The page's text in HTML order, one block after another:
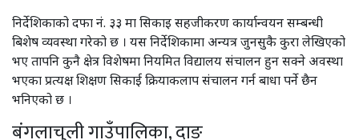
निर्देशिकाको दफा नं. ३३ मा सिकाइ सहजीकरण कार्यान्वयन सम्बन्धी
बिशेष व्यवस्था गरेको छ । यस निर्देशिकामा अन्यत्र जुनसुकै कुरा लेखिएको
भए तापनि कुनै क्षेत्र विशेषमा नियमित विद्यालय संचालन हुन सक्ने अवस्था
भएका प्रत्यक्ष शिक्षण सिकाई क्रियाकलाप संचालन गर्न बाधा पर्ने छैन
भनिएको छ ।
बंगलाचुली गाउँपालिका, दाङ